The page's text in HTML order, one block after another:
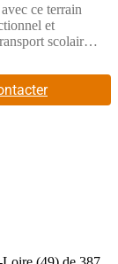
ce terrain
et
scolaire à
et de
est proposé,
projet de